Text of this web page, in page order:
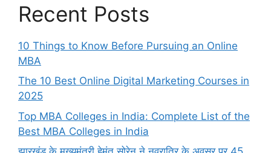
Recent Posts
10 Things to Know Before Pursuing an Online
MBA
The 10 Best Online Digital Marketing Courses in
2025
Top MBA Colleges in India: Complete List of the
Best MBA Colleges in India